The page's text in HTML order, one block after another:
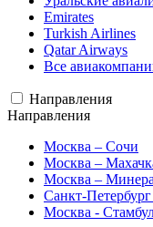
Emirates
Turkish Airlines
Qatar Airways
Все
Направления
Направления
Москва – Сочи
Москва –
Москва –
Санкт-
Москва -